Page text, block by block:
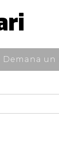
Demana